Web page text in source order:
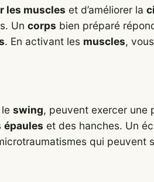
les muscles et d’améliorer la
Un corps bien préparé
. En activant les muscles,
swing, peuvent exercer une
épaules et des hanches. Un
qui peuvent